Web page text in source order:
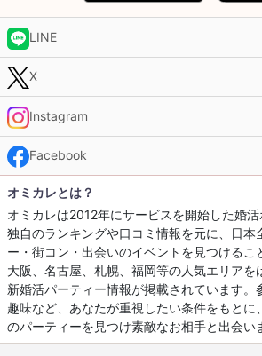
LINE
X
Instagram
Facebook
オミカレとは？
オミカレは2012年にサービスを開始した婚活
独自のランキングや口コミ情報を元に、日本
ー・街コン・出会いのイベントを見つけるこ
大阪、名古屋、札幌、福岡等の人気エリアを
新婚活パーティー情報が掲載されています。
趣味など、あなたが重視したい条件をもとに
のパーティーを見つけ素敵なお相手と出会い